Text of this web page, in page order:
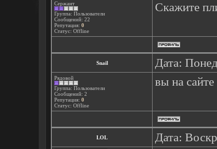
Сержант
Группа: Пользователи
Сообщений: 22
Репутация: 0
Статус: Offline
Скажите
Snail Дата:
Рядовой
Группа: Пользователи
Сообщений: 2
Репутация: 0
Статус: Offline
вы на
LOL Дата: